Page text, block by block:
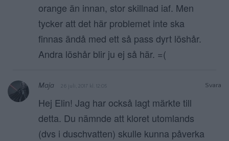
orange än innan, stor skillnad iaf. Men
tycker att det här problemet inte ska
finnas ändå med ett så pass dyrt löshår.
Andra löshår blir ju ej så här. =(
Svara
Maja 26 juli, 2017 kl. 12:05
Hej Elin! Jag har också lagt märkte till
detta. Du nämnde att kloret utomlands
(dvs i duschvatten) skulle kunna påverka